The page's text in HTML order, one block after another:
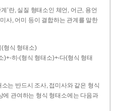
’란, 실질 형태소인 체언, 어근, 용언
사, 어미 등이 결합하는 관계를 말한
(형식 형태소)
)+­-히­-(형식 형태소)+-다(형식 형태
는 반드시 조사, 접미사와 같은 형식
에 관여하는 형식 형태소에는 다음과